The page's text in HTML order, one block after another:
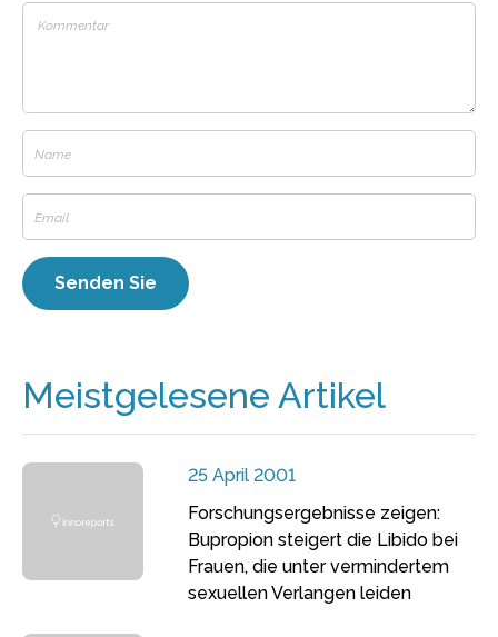
Meistgelesene Artikel
25 April 2001
Forschungsergebnisse zeigen:
Bupropion steigert die Libido bei
Frauen, die unter vermindertem
sexuellen Verlangen leiden